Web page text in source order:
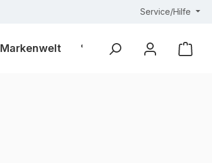
Service/Hilfe
Markenwelt % Outlet %